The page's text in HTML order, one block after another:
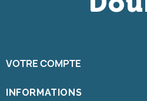
VOTRE COMPTE
INFORMATIONS